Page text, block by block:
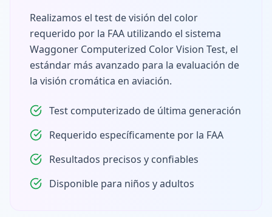
Realizamos el test de visión del color
requerido por la FAA utilizando el sistema
Waggoner Computerized Color Vision Test, el
estándar más avanzado para la evaluación de
la visión cromática en aviación.
Test computerizado de última generación
Requerido específicamente por la FAA
Resultados precisos y confiables
Disponible para niños y adultos